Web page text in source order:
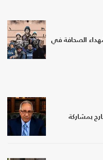
شهداء الصحافة في
بمشاركة